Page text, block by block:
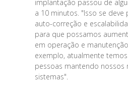
implantação passou de
a 10 minutos. "Isso se deve
auto-correção e
para que possamos
em operação e
exemplo, atualmente
pessoas mantendo nossos
sistemas".